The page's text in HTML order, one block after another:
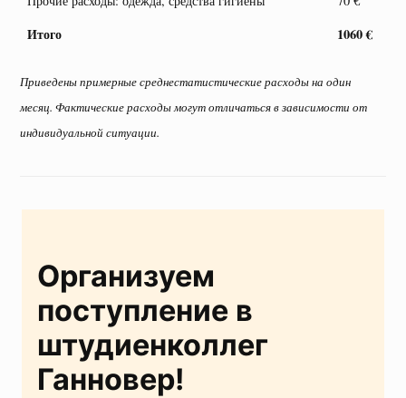
Итого 1060 €
Приведены примерные среднестатистические расходы на один
месяц. Фактические расходы могут отличаться в зависимости от
индивидуальной ситуации.
Организуем
поступление в
штудиенколлег
Ганновер!